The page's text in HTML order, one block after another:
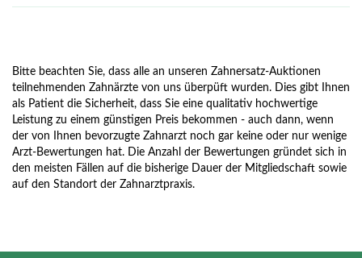
Bitte beachten Sie, dass alle an unseren Zahnersatz-Auktionen
teilnehmenden Zahnärzte von uns überpüft wurden. Dies gibt Ihnen
als Patient die Sicherheit, dass Sie eine qualitativ hochwertige
Leistung zu einem günstigen Preis bekommen - auch dann, wenn
der von Ihnen bevorzugte Zahnarzt noch gar keine oder nur wenige
Arzt-Bewertungen hat. Die Anzahl der Bewertungen gründet sich in
den meisten Fällen auf die bisherige Dauer der Mitgliedschaft sowie
auf den Standort der Zahnarztpraxis.